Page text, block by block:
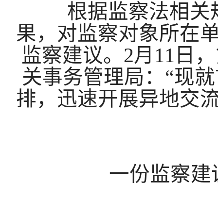
根据监察法相关
果，对监察对象所在
监察建议。 2月11日
关事务管理局：“现
排，迅速开展异地交
一份监察建